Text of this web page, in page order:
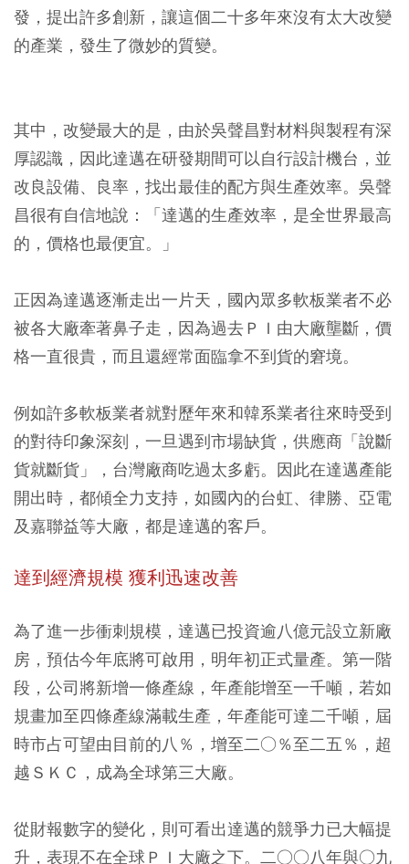
發，提出許多創新，讓這個二十多年來沒有太大改變
的產業，發生了微妙的質變。
其中，改變最大的是，由於吳聲昌對材料與製程有深
厚認識，因此達邁在研發期間可以自行設計機台，並
改良設備、良率，找出最佳的配方與生產效率。吳聲
昌很有自信地說：「達邁的生產效率，是全世界最高
的，價格也最便宜。」
正因為達邁逐漸走出一片天，國內眾多軟板業者不必
被各大廠牽著鼻子走，因為過去ＰＩ由大廠壟斷，價
格一直很貴，而且還經常面臨拿不到貨的窘境。
例如許多軟板業者就對歷年來和韓系業者往來時受到
的對待印象深刻，一旦遇到市場缺貨，供應商「說斷
貨就斷貨」，台灣廠商吃過太多虧。因此在達邁產能
開出時，都傾全力支持，如國內的台虹、律勝、亞電
及嘉聯益等大廠，都是達邁的客戶。
達到經濟規模 獲利迅速改善
為了進一步衝刺規模，達邁已投資逾八億元設立新廠
房，預估今年底將可啟用，明年初正式量產。第一階
段，公司將新增一條產線，年產能增至一千噸，若如
規畫加至四條產線滿載生產，年產能可達二千噸，屆
時市占可望由目前的八％，增至二○％至二五％，超
越ＳＫＣ，成為全球第三大廠。
從財報數字的變化，則可看出達邁的競爭力已大幅提
升，表現不在全球ＰＩ大廠之下。二○○八年與○九